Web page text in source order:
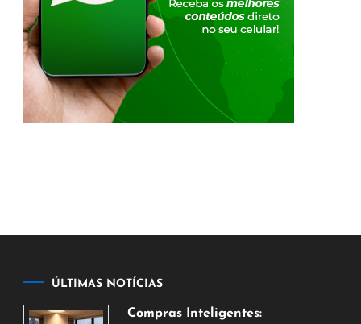
ÚLTIMAS NOTÍCIAS
Compras Inteligentes: